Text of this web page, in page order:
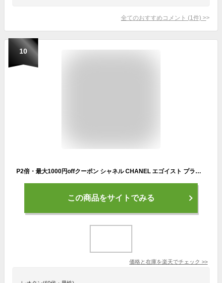
全てのおすすめコメント (1 件) >
10
P2倍・最大1000円offクーポン シャネル CHANEL エゴイスト プラチナム EDT SP 50ml【送料無料】【当日発送_14時まで】【香水 メンズ】【人気 ブランド ギフト 誕生日 プレゼント】
この商品をサイトでみる
価格と在庫を楽天でチェック >>